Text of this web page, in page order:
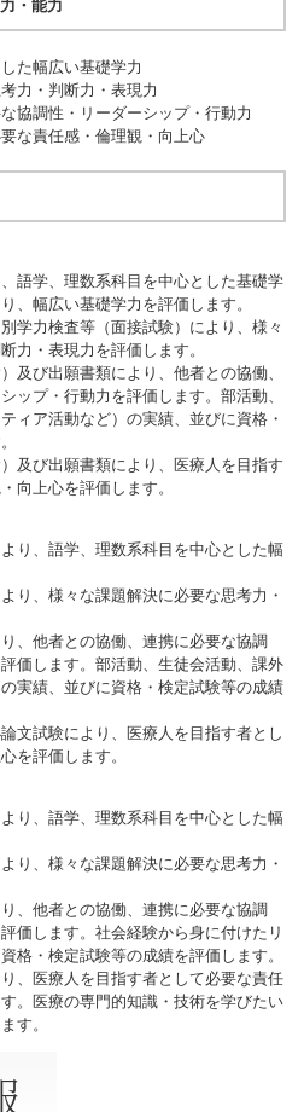
・能力
た幅広い基礎学力
力・判断力・表現力
協調性・リーダーシップ・行動力
な責任感・倫理観・向上心
語学、理数系科目を中心とした基礎学
、幅広い基礎学力を評価します。
学力検査等（面接試験）により、様々
力・表現力を評価します。
及び出願書類により、他者との協働、
ップ・行動力を評価します。部活動、
ィア活動など）の実績、並びに資格・
及び出願書類により、医療人を目指す
向上心を評価します。
り、語学、理数系科目を中心とした幅
り、様々な課題解決に必要な思考力・
、他者との協働、連携に必要な協調
価します。部活動、生徒会活動、課外
実績、並びに資格・検定試験等の成績
文試験により、医療人を目指す者とし
を評価します。
り、語学、理数系科目を中心とした幅
り、様々な課題解決に必要な思考力・
、他者との協働、連携に必要な協調
価します。社会経験から身に付けたリ
格・検定試験等の成績を評価します。
、医療人を目指す者として必要な責任
。医療の専門的知識・技術を学びたい
す。